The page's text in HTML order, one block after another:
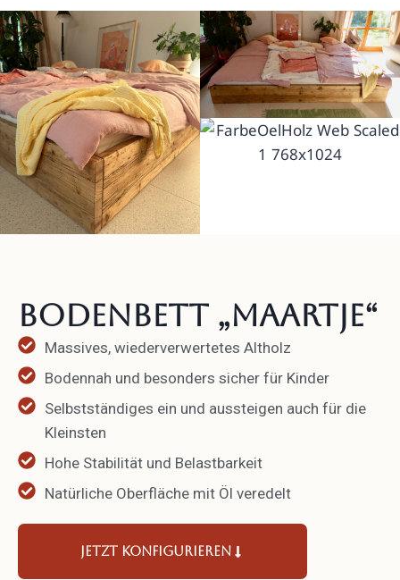
Bodenbett „Maartje“
Massives, wieder­ver­wer­tetes Altholz
Bodennah und besonders sicher für Kinder
Selbst­stän­diges ein und aussteigen auch für die
Kleinsten
Hohe Stabi­lität und Belast­barkeit
Natür­liche Oberfläche mit Öl veredelt
Jetzt konfi­gu­rieren